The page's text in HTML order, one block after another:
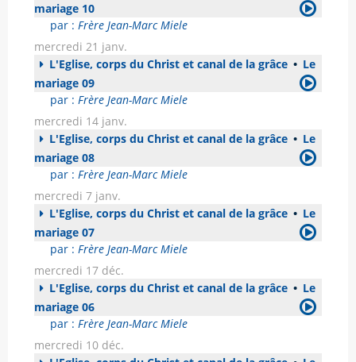
mariage 10
par : Frère Jean-Marc Miele
mercredi 21 janv.
L'Eglise, corps du Christ et canal de la grâce • Le
mariage 09
par : Frère Jean-Marc Miele
mercredi 14 janv.
L'Eglise, corps du Christ et canal de la grâce • Le
mariage 08
par : Frère Jean-Marc Miele
mercredi 7 janv.
L'Eglise, corps du Christ et canal de la grâce • Le
mariage 07
par : Frère Jean-Marc Miele
mercredi 17 déc.
L'Eglise, corps du Christ et canal de la grâce • Le
mariage 06
par : Frère Jean-Marc Miele
mercredi 10 déc.